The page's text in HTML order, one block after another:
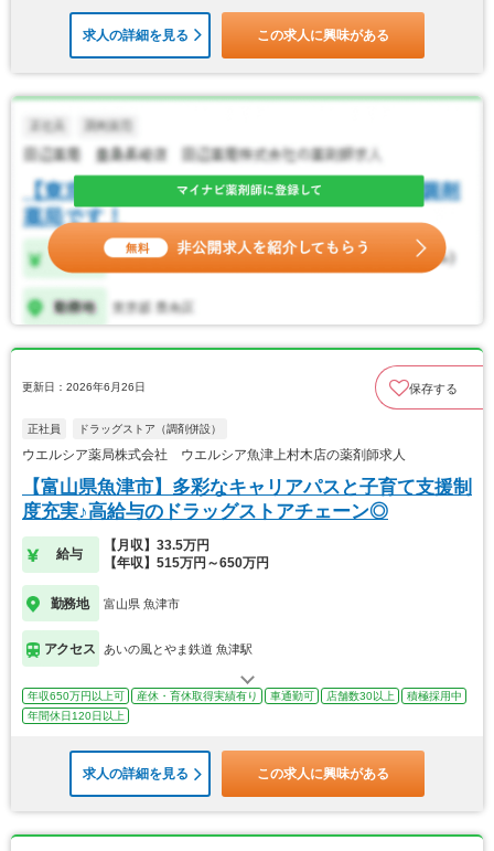
求人の詳細を見る この求人に興味がある
更新日：2026年6月26日 保存する
正社員 ドラッグストア（調剤併設）
ウエルシア薬局株式会社 ウエルシア魚津上村木店の薬剤師求人
【富山県魚津市】多彩なキャリアパスと子育て支援制
度充実♪高給与のドラッグストアチェーン◎
給与
【月収】33.5万円
【年収】515万円～650万円
勤務地 富山県 魚津市
アクセス あいの風とやま鉄道 魚津駅
年収650万円以上可 産休・育休取得実績有り 車通勤可 店舗数30以上
積極採用中
年間休日120日以上
求人の詳細を見る この求人に興味がある